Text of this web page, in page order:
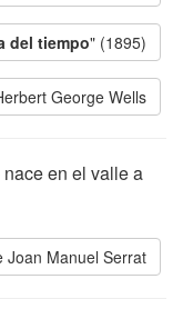
del tiempo" (1895)
George Wells
en el valle a
Joan Manuel Serrat